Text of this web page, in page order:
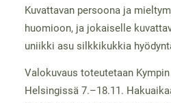
Kuvattavan persoona ja
huomioon, ja jokaiselle
uniikki asu silkkikukkia
Valokuvaus toteutetaan
Helsingissä 7.–18.11.